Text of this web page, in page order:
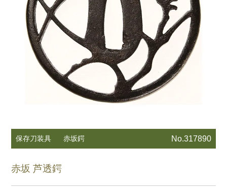
保存刀装具 赤坂鍔 No.317890
赤坂 芦透鍔